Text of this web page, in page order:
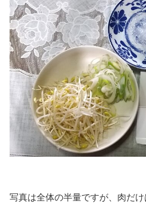
写真は全体の半量ですが、肉だ